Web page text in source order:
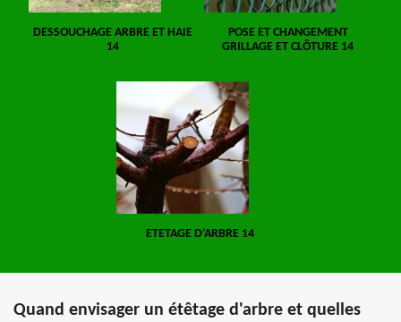
DESSOUCHAGE ARBRE ET HAIE
14
POSE ET CHANGEMENT
GRILLAGE ET CLÔTURE 14
ETETAGE D'ARBRE 14
Quand envisager un étêtage d'arbre et quelles